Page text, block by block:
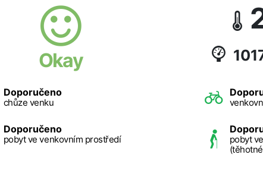
Okay
Doporučeno
chůze venku
Doporučeno
pobyt ve venkovním prostředí
pobyt